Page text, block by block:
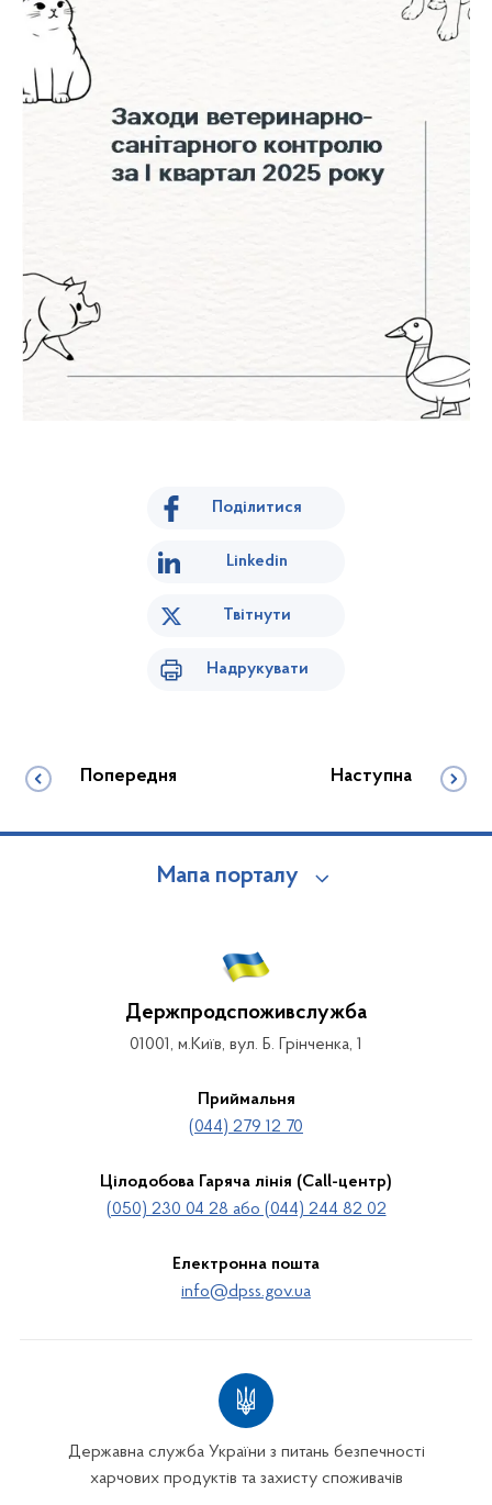
Поділитися
Linkedin
Твітнути
Надрукувати
Попередня Наступна
Мапа порталу
Держпродспоживслужба
01001, м.Київ, вул. Б. Грінченка, 1
Приймальня
(044) 279 12 70
Цілодобова Гаряча лінія (Call-центр)
(050) 230 04 28 або (044) 244 82 02
Електронна пошта
info@dpss.gov.ua
Державна служба України з питань безпечності
харчових продуктів та захисту споживачів